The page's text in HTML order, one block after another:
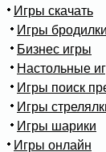
Игры скачать
Игры
Бизнес игры
Настольные
Игры поиск
Игры
Игры шарики
Игры онлайн